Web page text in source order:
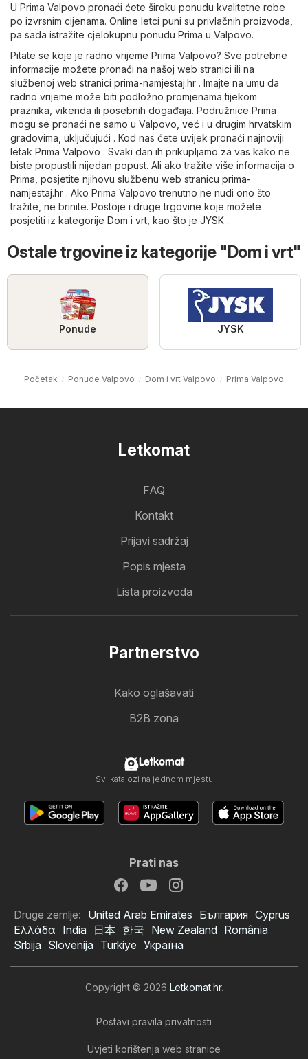
U Prima Valpovo pronaći ćete široku ponudu kvalitetne robe
po izvrsnim cijenama. Online letci puni su privlačnih proizvoda,
pa sada istražite cjelokupnu ponudu Prima u Valpovo.
Pitate se koje je radno vrijeme Prima Valpovo? Sve potrebne
informacije možete pronaći na našoj web stranici ili na
službenoj web stranici prima-namjestaj.hr . Imajte na umu da
radno vrijeme može biti podložno promjenama tijekom
praznika, vikenda ili posebnih događaja. Podružnice Prima
mogu se pronaći ne samo u Valpovo, već i u drugim hrvatskim
gradovima, uključujući . Kod nas ćete uvijek pronaći najnoviji
letak Prima Valpovo . Svaki dan ih prikupljamo za vas kako ne
biste propustili nijedan popust. Ali ako tražite više informacija o
Prima, posjetite njihovu službenu web stranicu prima-
namjestaj.hr . Ako Prima Valpovo trenutno ne nudi ono što
tražite, ne brinite. Postoje i druge trgovine koje možete
posjetiti iz kategorije Dom i vrt , kao što je JYSK .
Ostale trgovine iz kategorije "Dom i vrt"
Ponude JYSK
Početak Ponude Valpovo Dom i vrt Valpovo Prima Valpovo
Letkomat
FAQ
Kontakt
Prijavi sadržaj
Popis mjesta
Lista proizvoda
Partnerstvo
Kako oglašavati
B2B zona
Letkomat
Svi katalozi na jednom mjestu
Prati nas
Druge zemlje: United Arab Emirates България Cyprus
Ελλάδα India 日本 한국 New Zealand România
Srbija Slovenija Türkiye Україна
Copyright © 2026 Letkomat.hr.
Postavi pravila privatnosti
Uvjeti korištenja web stranice